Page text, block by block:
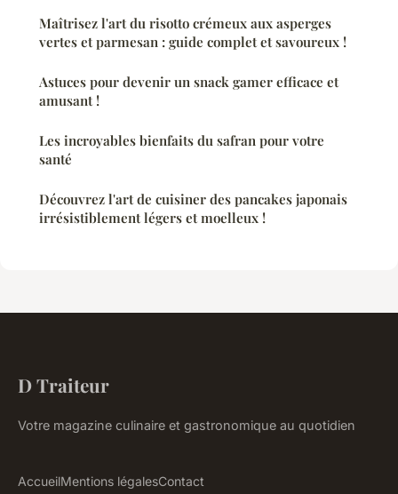
Maîtrisez l'art du risotto crémeux aux asperges
vertes et parmesan : guide complet et savoureux !
Astuces pour devenir un snack gamer efficace et
amusant !
Les incroyables bienfaits du safran pour votre
santé
Découvrez l'art de cuisiner des pancakes japonais
irrésistiblement légers et moelleux !
D Traiteur
Votre magazine culinaire et gastronomique au quotidien
AccueilMentions légalesContact